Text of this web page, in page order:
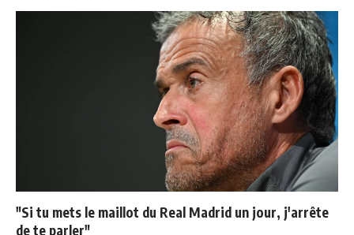
"Si tu mets le maillot du Real Madrid un jour, j'arrête
de te parler"